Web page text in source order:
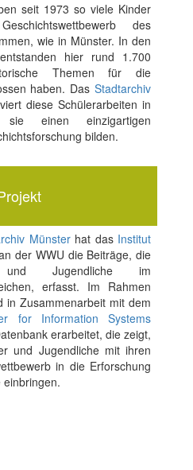
seit 1973 so viele Kinder
des
wie in Münster. In den
hier rund 1.700
Themen für die
haben. DasStadtarchiv
diese Schülerarbeiten in
einen einzigartigen
bilden.
Münsterhat das Institut
der WWU die Beiträge, die
und Jugendliche im
erfasst. Im Rahmen
in Zusammenarbeit mit dem
for Information Systems
erarbeitet, die zeigt,
und Jugendliche mit ihren
in die Erforschung